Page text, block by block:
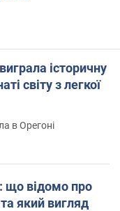
історичну
світу з легкої
в Орегоні
що відомо про
який вигляд